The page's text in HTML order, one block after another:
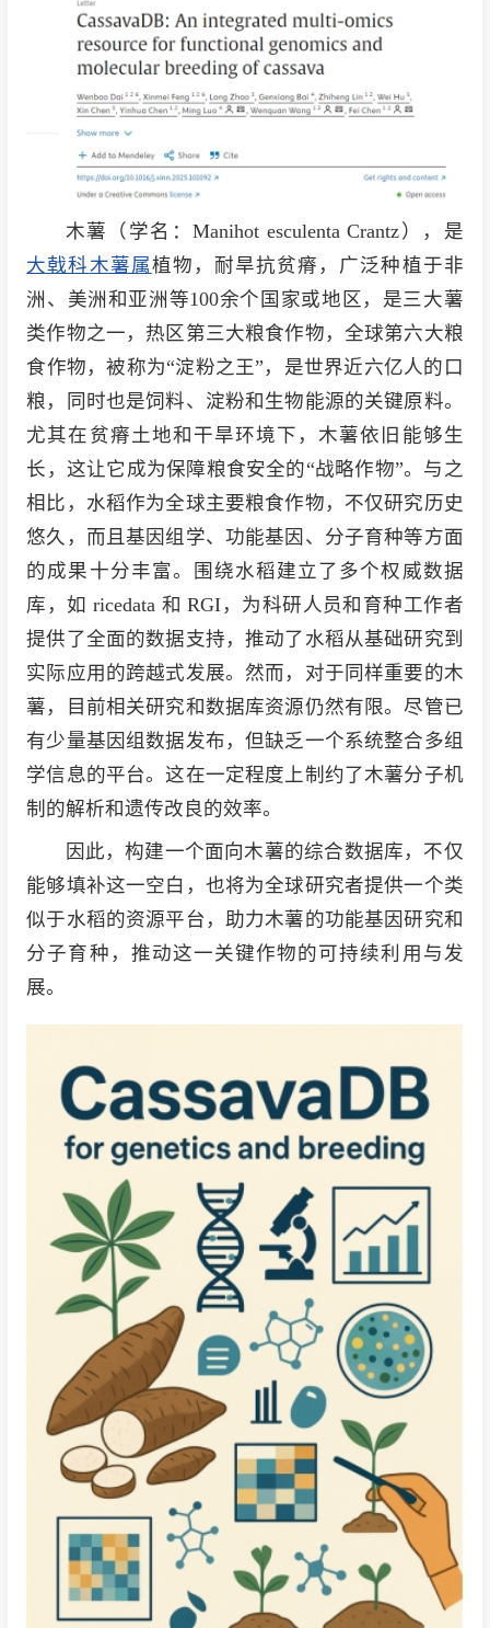
木薯（学名：Manihot esculenta Crantz），是
大戟科木薯属植物，耐旱抗贫瘠，广泛种植于非
洲、美洲和亚洲等100余个国家或地区，是三大薯
类作物之一，热区第三大粮食作物，全球第六大粮
食作物，被称为“淀粉之王”，是世界近六亿人的口
粮，同时也是饲料、淀粉和生物能源的关键原料。
尤其在贫瘠土地和干旱环境下，木薯依旧能够生
长，这让它成为保障粮食安全的“战略作物”。与之
相比，水稻作为全球主要粮食作物，不仅研究历史
悠久，而且基因组学、功能基因、分子育种等方面
的成果十分丰富。围绕水稻建立了多个权威数据
库，如 ricedata 和 RGI，为科研人员和育种工作者
提供了全面的数据支持，推动了水稻从基础研究到
实际应用的跨越式发展。然而，对于同样重要的木
薯，目前相关研究和数据库资源仍然有限。尽管已
有少量基因组数据发布，但缺乏一个系统整合多组
学信息的平台。这在一定程度上制约了木薯分子机
制的解析和遗传改良的效率。
因此，构建一个面向木薯的综合数据库，不仅
能够填补这一空白，也将为全球研究者提供一个类
似于水稻的资源平台，助力木薯的功能基因研究和
分子育种，推动这一关键作物的可持续利用与发
展。